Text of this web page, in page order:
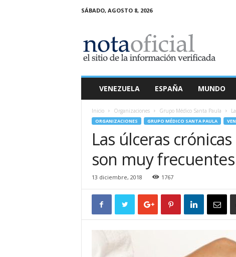
SÁBADO, AGOSTO 8, 2026
a
O
VENEZUELA ESPAÑA MUNDO
Inicio Organizaciones Grupo Médico Santa Paula
ORGANIZACIONES GRUPO MÉDICO SANTA PAULA
Las úlceras
son muy frecuentes
13 diciembre, 2018 1767